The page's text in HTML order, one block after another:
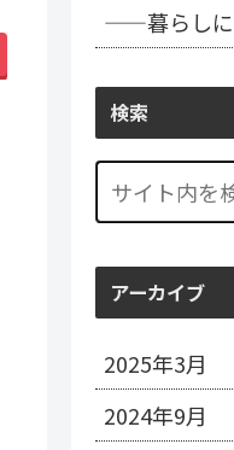
——暮らしに
検索
アーカイブ
2025年3月
2024年9月